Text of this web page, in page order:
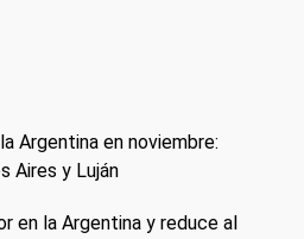
Argentina en noviembre:
Aires y Luján
en la Argentina y reduce al